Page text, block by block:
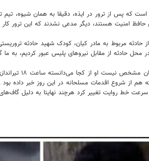
است که پس از ترور در ایذه، دقیقا به همان شیوه، تیم
حافظ امنیت هستند، دیگر مدعی نشدند که این ترور
محل حادثه از مقابل نیروهای پلیس عبور کردیم، به
درباره
که هم از شروع اقدمات مسلحانه در این روز خبر
خط روایت تغییر کرد هرچند نهایتا به دلیل